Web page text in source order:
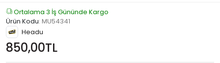
Ortalama 3 İş Gününde Kargo
Ürün Kodu: MU54341
Headu
850,00TL